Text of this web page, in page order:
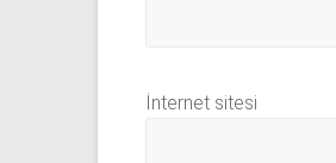
İnternet sitesi